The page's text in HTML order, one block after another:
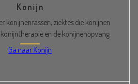
Konijn
konijnenrassen, ziektes die konijnen
en de konijnenopvang.
Ga naar Konijn